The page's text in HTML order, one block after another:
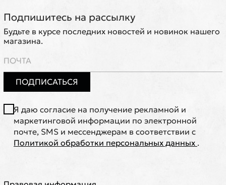
Подпишитесь на рассылку
Будьте в курсе последних новостей и новинок нашего
магазина.
ПОДПИСАТЬСЯ
Я даю согласие на получение рекламной и
маркетинговой информации по электронной
почте, SMS и мессенджерам в соответствии с
Политикой обработки персональных данных .